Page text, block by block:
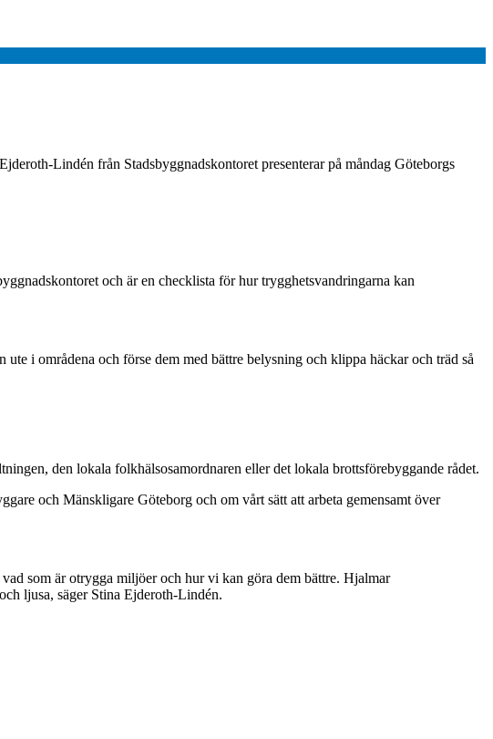
Lindén från Stadsbyggnadskontoret presenterar på måndag Göteborgs
och är en checklista för hur trygghetsvandringarna kan
i områdena och förse dem med bättre belysning och klippa häckar och träd så
den lokala folkhälsosamordnaren eller det lokala brottsförebyggande rådet.
och Mänskligare Göteborg och om vårt sätt att arbeta gemensamt över
som är otrygga miljöer och hur vi kan göra dem bättre. Hjalmar
ljusa, säger Stina Ejderoth-Lindén.